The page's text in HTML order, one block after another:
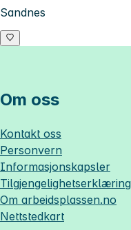
Sandnes
Om oss
Kontakt oss
Personvern
Informasjonskapsler
Tilgjengelighetserklæring
Om arbeidsplassen.no
Nettstedkart